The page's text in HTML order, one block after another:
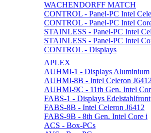
WACHENDORFF MATCH
CONTROL - Panel-PC Intel
CONTROL - Panel-PC Intel
STAINLESS - Panel-PC Intel
STAINLESS - Panel-PC Intel
CONTROL - Displays
APLEX
AUHMI-1 - Displays Aluminium
AUHMI-8B - Intel Celeron J6412
AUHMI-9C - 11th Gen. Intel
FABS-1 - Displays Edelstahlfront
FABS-8B - Intel Celeron J6412
FABS-9B - 8th Gen. Intel Core i
ACS - Box-PCs